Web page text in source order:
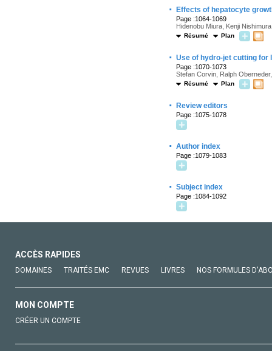
· Effects of hepatocyte
Page :1064-1069
Hidenobu Miura, Kenji
Résumé Plan
· Use of hydro-jet cutting for
Page :1070-1073
Stefan Corvin, Ralph
Résumé Plan
· Review editors
Page :1075-1078
· Author index
Page :1079-1083
· Subject index
Page :1084-1092
ACCÈS RAPIDES
DOMAINES TRAITÉS EMC REVUES LIVRES NOS FORMULES
MON COMPTE
CRÉER UN COMPTE